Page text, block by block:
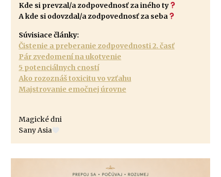
Kde si prevzal/a zodpovednosť za iného ty
A kde si odovzdal/a zodpovednosť za seba
Súvisiace články:
Čistenie a preberanie zodpovednosti 2. časť
Pár zvedomení na ukotvenie
5 potenciálnych cností
Ako rozoznáš toxicitu vo vzťahu
Majstrovanie emočnej úrovne
Magické dni
Sany Asia